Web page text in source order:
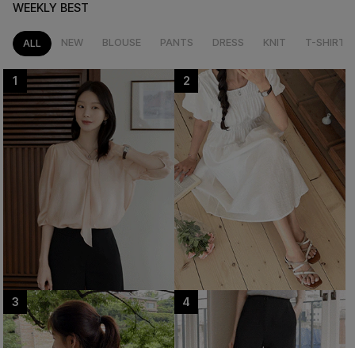
WEEKLY BEST
ALL NEW BLOUSE PANTS DRESS KNIT T-SHIRT